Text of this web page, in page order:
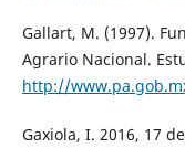
Gallart, M. (1997).
Agrario Nacional.
http://
Gaxiola, I. 2016, 17